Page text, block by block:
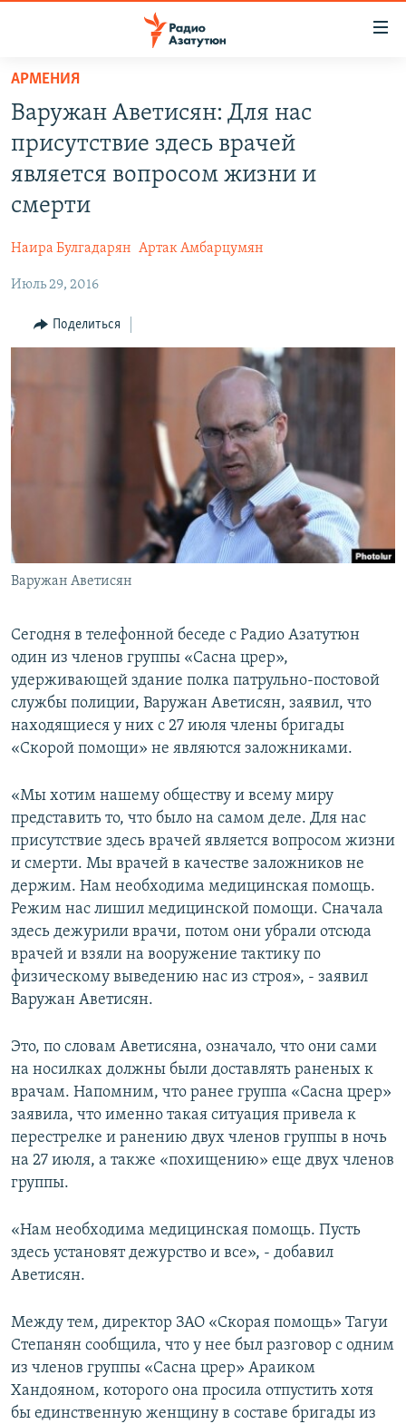
Перейти
основному
содержанию
Перейти
основной
Перейти
НОВОСТИ
ПОЛИТИКА
РЕГИОН
НАГОРНЫЙ КАРАБАХ
КУЛЬТУРА
Все сайты Радио Азатутюн
АРМЕНИЯ
Варужан Аветисян: Для нас
присутствие здесь врачей
является вопросом жизни и
смерти
Наира Булгадарян Артак Амбарцумян
Июль 29, 2016
Поделиться
Варужан Аветисян
Сегодня в телефонной беседе с Радио Азатутюн
один из членов группы «Сасна црер»,
удерживающей здание полка патрульно-постовой
службы полиции, Варужан Аветисян, заявил, что
находящиеся у них с 27 июля члены бригады
«Скорой помощи» не являются заложниками.
«Мы хотим нашему обществу и всему миру
представить то, что было на самом деле. Для нас
присутствие здесь врачей является вопросом жизни
и смерти. Мы врачей в качестве заложников не
держим. Нам необходима медицинская помощь.
Режим нас лишил медицинской помощи. Сначала
здесь дежурили врачи, потом они убрали отсюда
врачей и взяли на вооружение тактику по
физическому выведению нас из строя», - заявил
Варужан Аветисян.
Это, по словам Аветисяна, означало, что они сами
на носилках должны были доставлять раненых к
врачам. Напомним, что ранее группа «Сасна црер»
заявила, что именно такая ситуация привела к
перестрелке и ранению двух членов группы в ночь
на 27 июля, а также «похищению» еще двух членов
группы.
«Нам необходима медицинская помощь. Пусть
здесь установят дежурство и все», - добавил
Аветисян.
Между тем, директор ЗАО «Скорая помощь» Тагуи
Степанян сообщила, что у нее был разговор с одним
из членов группы «Сасна црер» Араиком
Хандояном, которого она просила отпустить хотя
бы единственную женщину в составе бригады из